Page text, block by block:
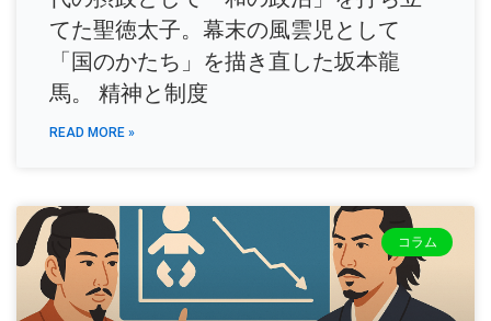
てた聖徳太子。幕末の風雲児として
「国のかたち」を描き直した坂本龍
馬。 精神と制度
READ MORE »
コラム